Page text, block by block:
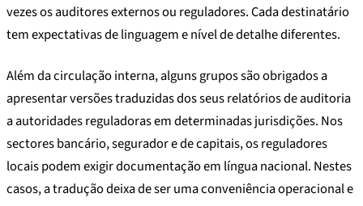
vezes os auditores externos ou reguladores. Cada destinatário
tem expectativas de linguagem e nível de detalhe diferentes.
Além da circulação interna, alguns grupos são obrigados a
apresentar versões traduzidas dos seus relatórios de auditoria
a autoridades reguladoras em determinadas jurisdições. Nos
sectores bancário, segurador e de capitais, os reguladores
locais podem exigir documentação em língua nacional. Nestes
casos, a tradução deixa de ser uma conveniência operacional e